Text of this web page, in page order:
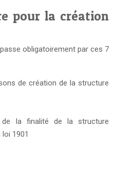
pour la création
passe obligatoirement par ces 7
de création de la structure
la finalité de la structure
1901